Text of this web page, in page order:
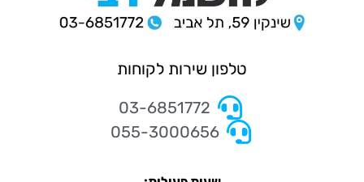
טלפון שירות לקוחות
03-6851772
055-3000656